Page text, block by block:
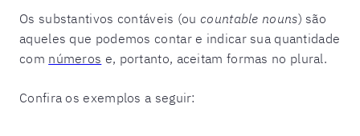
Os substantivos contáveis (ou countable nouns) são
aqueles que podemos contar e indicar sua quantidade
com números e, portanto, aceitam formas no plural.
Confira os exemplos a seguir: